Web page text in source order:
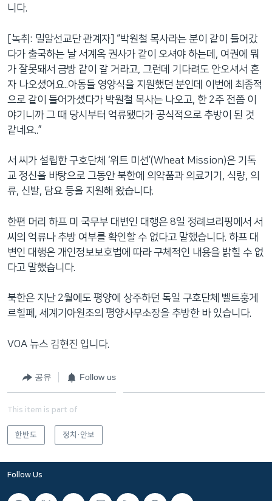
니다.
[녹취: 밀알선교단 관계자] “박원철 목사라는 분이 같이 들어갔
다가 출국하는 날 서계옥 권사가 같이 오셔야 하는데, 여권에 뭐
가 잘못돼서 금방 같이 갈 거라고, 그런데 기다려도 안오셔서 혼
자 나오셨어요..아동들 영양식을 지원했던 분인데 이번에 최종적
으로 같이 들어가셨다가 박원철 목사는 나오고, 한 2주 전쯤 이
야기니까 그 때 당시부터 억류됐다가 공식적으로 추방이 된 것
같네요..”
서 씨가 설립한 구호단체 ‘위트 미션’(Wheat Mission)은 기독
교 정신을 바탕으로 그동안 북한에 의약품과 의료기기, 식량, 의
류, 신발, 담요 등을 지원해 왔습니다.
한편 머리 하프 미 국무부 대변인 대행은 8일 정례브리핑에서 서
씨의 억류나 추방 여부를 확인할 수 없다고 말했습니다. 하프 대
변인 대행은 개인정보보호법에 따라 구체적인 내용을 밝힐 수 없
다고 말했습니다.
북한은 지난 2월에도 평양에 상주하던 독일 구호단체 벨트훙게
르힐페, 세계기아원조의 평양사무소장을 추방한 바 있습니다.
VOA 뉴스 김현진 입니다.
공유 Follow us
This item is part of
한반도 정치·안보
Follow Us